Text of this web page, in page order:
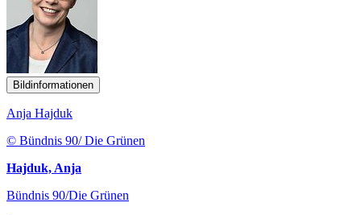
Bildinformationen
Anja Hajduk
© Bündnis 90/ Die Grünen
Hajduk, Anja
Bündnis 90/Die Grünen